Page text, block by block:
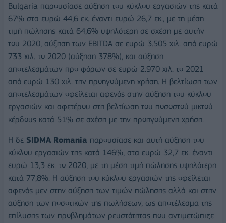
Bulgaria παρουσίασε αύξηση του κύκλου εργασιών της κατά
67% στα ευρώ 44,6 εκ. έναντι ευρώ 26,7 εκ., με τη μέση
τιμή πώλησης κατά 64,6% υψηλότερη σε σχέση με αυτήν
του 2020, αύξηση των EBITDA σε ευρώ 3.505 χιλ. από ευρώ
733 χιλ. το 2020 (αύξηση 378%), και αύξηση
αποτελεσμάτων προ φόρων σε ευρώ 2.970 χιλ. το 2021
από ευρώ 130 χιλ. την προηγούμενη χρήση. Η βελτίωση των
αποτελεσμάτων οφείλεται αφενός στην αύξηση του κύκλου
εργασιών και αφετέρου στη βελτίωση του ποσοστού μικτού
κέρδους κατά 51% σε σχέση με την προηγούμενη χρήση.
Η δε SIDMA Romania παρουσίασε και αυτή αύξηση του
κύκλου εργασιών της κατά 146%, στα ευρώ 32,7 εκ. έναντι
ευρώ 13,3 εκ. το 2020, με τη μέση τιμή πώλησης υψηλότερη
κατά 77,8%. Η αύξηση του κύκλου εργασιών της οφείλεται
αφενός μεν στην αύξηση των τιμών πώλησης αλλά και στην
αύξηση των ποσοτικών της πωλήσεων, ως αποτέλεσμα της
επίλυσης των προβλημάτων ρευστότητας που αντιμετώπιζε